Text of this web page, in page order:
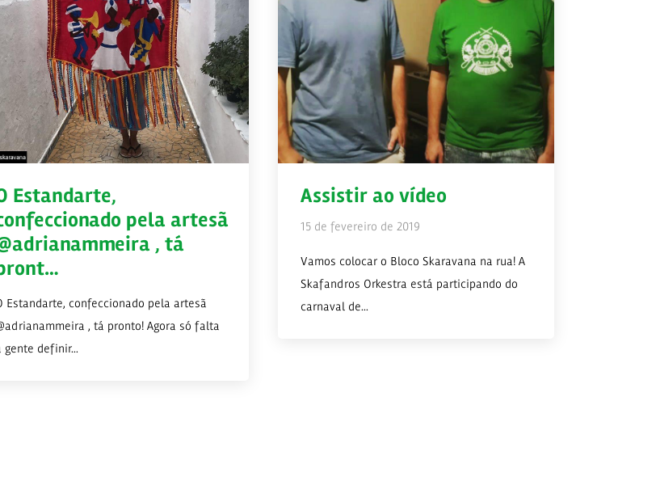
Estandarte,
pela artesã
, tá
Estandarte, confeccionado pela artesã
, tá pronto! Agora só falta
gente definir...
Assistir ao vídeo
15 de fevereiro de 2019
Vamos colocar o Bloco Skaravana na rua! A
Skafandros Orkestra está participando do
carnaval de...